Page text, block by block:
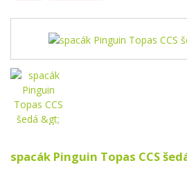
spacák Pinguin Topas CCS